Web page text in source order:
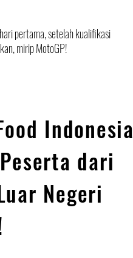
pertama, setelah kualifikasi
mirip MotoGP!
Indonesia
dari
Negeri